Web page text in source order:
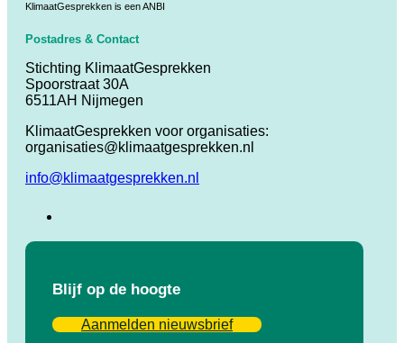
KlimaatGesprekken is een ANBI
Postadres & Contact
Stichting KlimaatGesprekken
Spoorstraat 30A
6511AH Nijmegen
KlimaatGesprekken voor organisaties:
organisaties@klimaatgesprekken.nl
info@klimaatgesprekken.nl
Blijf op de hoogte
Aanmelden nieuwsbrief